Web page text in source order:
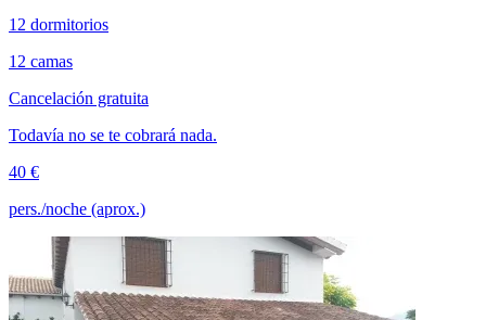
12 dormitorios
12 camas
Cancelación gratuita
Todavía no se te cobrará nada.
40 €
pers./noche (aprox.)